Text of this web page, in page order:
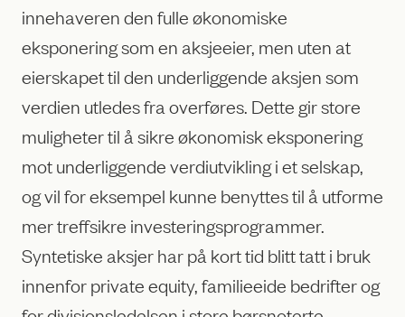
innehaveren den fulle økonomiske
eksponering som en aksjeeier, men uten at
eierskapet til den underliggende aksjen som
verdien utledes fra overføres. Dette gir store
muligheter til å sikre økonomisk eksponering
mot underliggende verdiutvikling i et selskap,
og vil for eksempel kunne benyttes til å utforme
mer treffsikre investeringsprogrammer.
Syntetiske aksjer har på kort tid blitt tatt i bruk
innenfor private equity, familieeide bedrifter og